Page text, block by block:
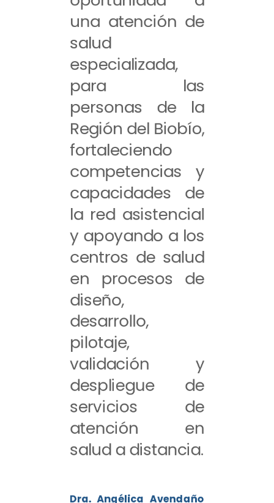
una atención de
salud
especializada,
para las
personas de la
Región del Biobío,
fortaleciendo
competencias y
capacidades de
la red asistencial
y apoyando a los
centros de salud
en procesos de
diseño,
desarrollo,
pilotaje,
validación y
despliegue de
servicios de
atención en
salud a distancia.
Dra. Angélica Avendaño